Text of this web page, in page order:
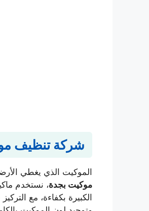
شركة تنظيف
الموكيت الذي يغطي
موكيت بجدة، نستخدم
الكبيرة بكفاءة، مع